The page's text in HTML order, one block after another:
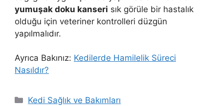
yumuşak doku kanseri sık görüle bir hastalık
olduğu için veteriner kontrolleri düzgün
yapılmalıdır.
Ayrıca Bakınız: Kedilerde Hamilelik Süreci
Nasıldır?
Kategoriler
Kedi Sağlık ve Bakımları